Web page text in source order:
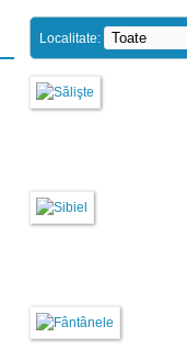
Localitate: